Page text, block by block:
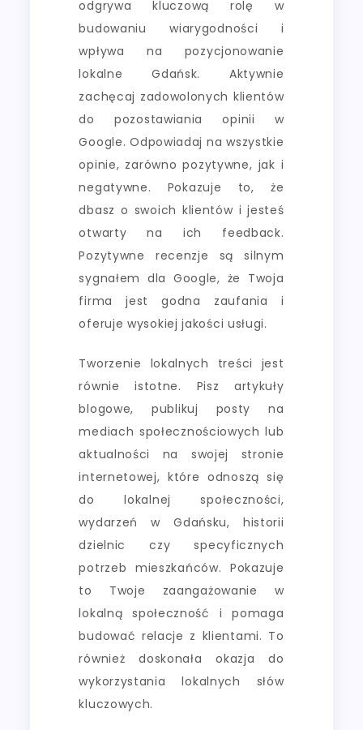
odgrywa kluczową rolę w
budowaniu wiarygodności i
wpływa na pozycjonowanie
lokalne Gdańsk. Aktywnie
zachęcaj zadowolonych klientów
do pozostawiania opinii w
Google. Odpowiadaj na wszystkie
opinie, zarówno pozytywne, jak i
negatywne. Pokazuje to, że
dbasz o swoich klientów i jesteś
otwarty na ich feedback.
Pozytywne recenzje są silnym
sygnałem dla Google, że Twoja
firma jest godna zaufania i
oferuje wysokiej jakości usługi.
Tworzenie lokalnych treści jest
równie istotne. Pisz artykuły
blogowe, publikuj posty na
mediach społecznościowych lub
aktualności na swojej stronie
internetowej, które odnoszą się
do lokalnej społeczności,
wydarzeń w Gdańsku, historii
dzielnic czy specyficznych
potrzeb mieszkańców. Pokazuje
to Twoje zaangażowanie w
lokalną społeczność i pomaga
budować relacje z klientami. To
również doskonała okazja do
wykorzystania lokalnych słów
kluczowych.